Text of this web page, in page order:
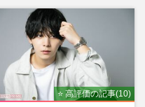
⭐ 高評価の記事(10)